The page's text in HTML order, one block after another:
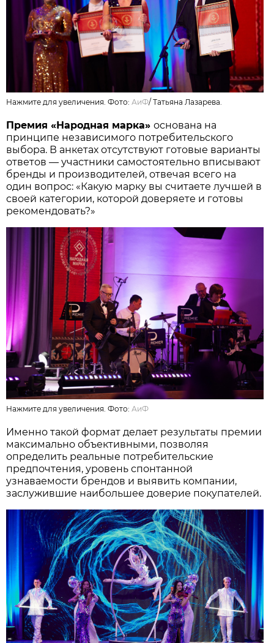
Нажмите для увеличения. Фото: АиФ/Татьяна Лазарева.
Премия «Народная марка»основана на
принципе независимого потребительского
выбора. В анкетах отсутствуют готовые варианты
ответов — участники самостоятельно вписывают
бренды и производителей, отвечая всего на
один вопрос: «Какую марку вы считаете лучшей в
своей категории, которой доверяете и готовы
рекомендовать?»
Нажмите для увеличения. Фото: АиФ
Именно такой формат делает результаты премии
максимально объективными, позволяя
определить реальные потребительские
предпочтения, уровень спонтанной
узнаваемости брендов и выявить компании,
заслужившие наибольшее доверие покупателей.